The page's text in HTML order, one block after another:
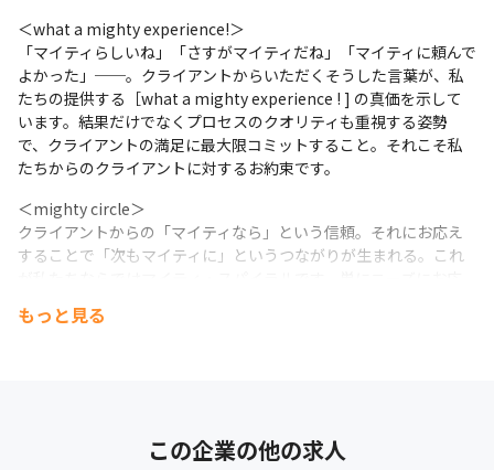
＜what a mighty experience!＞
「マイティらしいね」「さすがマイティだね」「マイティに頼んで
よかった」──。クライアントからいただくそうした言葉が、私
たちの提供する［what a mighty experience ! ] の真価を示して
います。結果だけでなくプロセスのクオリティも重視する姿勢
で、クライアントの満足に最大限コミットすること。それこそ私
たちからのクライアントに対するお約束です。
＜mighty circle＞
クライアントからの「マイティなら」という信頼。それにお応え
することで「次もマイティに」というつながりが生まれる。これ
待を上回る満足度を提供できるからこそ、つながりの輪は確かな
製薬・ヘルスケア業界に特化して培ってきたノウハウのもと、
もっと見る
この企業の他の求人